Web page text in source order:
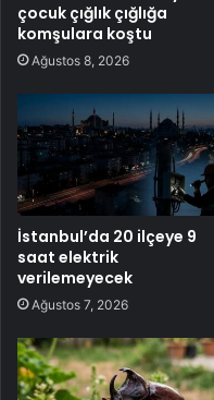
çocuk çığlık çığlığa
komşulara koştu
Ağustos 8, 2026
İstanbul’da 20 ilçeye 9
saat elektrik
verilemeyecek
Ağustos 7, 2026